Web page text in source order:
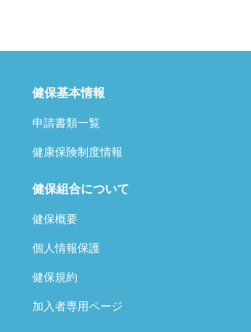
健保基本情報
申請書類一覧
健康保険制度情報
健保組合について
健保概要
個人情報保護
健保規約
加入者専用ページ